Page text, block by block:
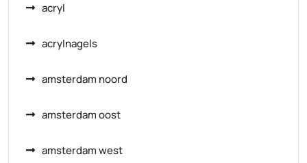
acryl
acrylnagels
amsterdam noord
amsterdam oost
amsterdam west